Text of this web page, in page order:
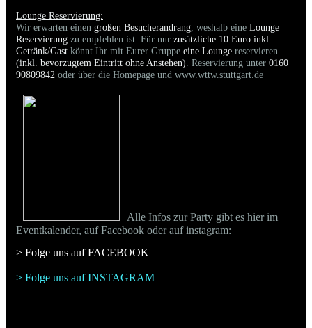
Lounge Reservierung:
Wir erwarten einen großen Besucherandrang, weshalb eine Lounge
Reservierung zu empfehlen ist. Für nur zusätzliche 10 Euro inkl.
Getränk/Gast könnt Ihr mit Eurer Gruppe eine Lounge reservieren
(inkl. bevorzugtem Eintritt ohne Anstehen). Reservierung unter 0160
90809842 oder über die Homepage und www.wttw.stuttgart.de
Alle Infos zur Party gibt es hier im
Eventkalender, auf Facebook oder auf instagram:
> Folge uns auf FACEBOOK
> Folge uns auf INSTAGRAM